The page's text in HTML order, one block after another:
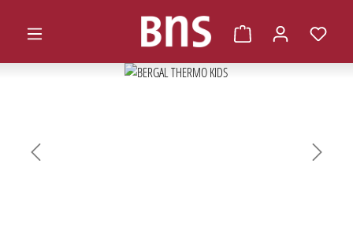
Warenkorb enthält